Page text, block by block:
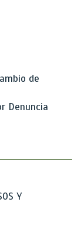
de
Denuncia
Y